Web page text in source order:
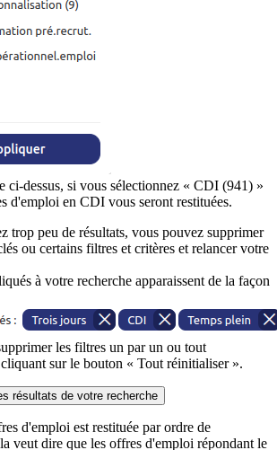
ci-dessus, si vous sélectionnez « CDI (941) »
d'emploi en CDI vous seront restituées.
trop peu de résultats, vous pouvez supprimer
ou certains filtres et critères et relancer votre
à votre recherche apparaissent de la façon
les filtres un par un ou tout
sur le bouton « Tout réinitialiser ».
résultats de votre recherche
d'emploi est restituée par ordre de
veut dire que les offres d'emploi répondant le